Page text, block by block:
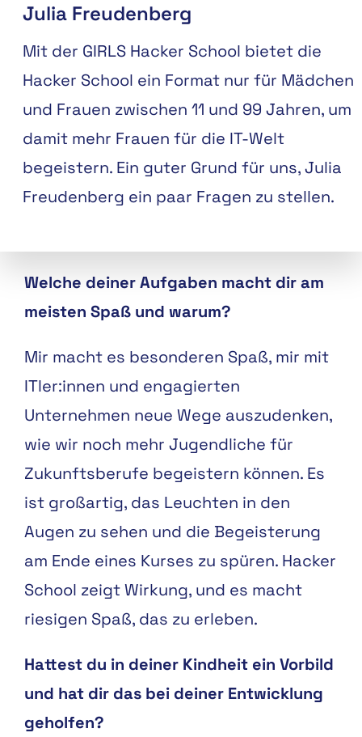
Julia Freudenberg
Mit der GIRLS Hacker School bietet die
Hacker School ein Format nur für Mädchen
und Frauen zwischen 11 und 99 Jahren, um
damit mehr Frauen für die IT-Welt
begeistern. Ein guter Grund für uns, Julia
Freudenberg ein paar Fragen zu stellen.
Welche deiner Aufgaben macht dir am
meisten Spaß und warum?
Mir macht es besonderen Spaß, mir mit
ITler:innen und engagierten
Unternehmen neue Wege auszudenken,
wie wir noch mehr Jugendliche für
Zukunftsberufe begeistern können. Es
ist großartig, das Leuchten in den
Augen zu sehen und die Begeisterung
am Ende eines Kurses zu spüren. Hacker
School zeigt Wirkung, und es macht
riesigen Spaß, das zu erleben.
Hattest du in deiner Kindheit ein Vorbild
und hat dir das bei deiner Entwicklung
geholfen?